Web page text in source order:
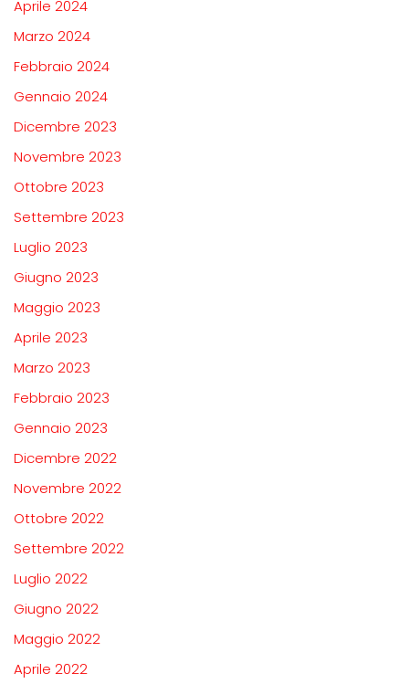
Aprile 2024
Marzo 2024
Febbraio 2024
Gennaio 2024
Dicembre 2023
Novembre 2023
Ottobre 2023
Settembre 2023
Luglio 2023
Giugno 2023
Maggio 2023
Aprile 2023
Marzo 2023
Febbraio 2023
Gennaio 2023
Dicembre 2022
Novembre 2022
Ottobre 2022
Settembre 2022
Luglio 2022
Giugno 2022
Maggio 2022
Aprile 2022